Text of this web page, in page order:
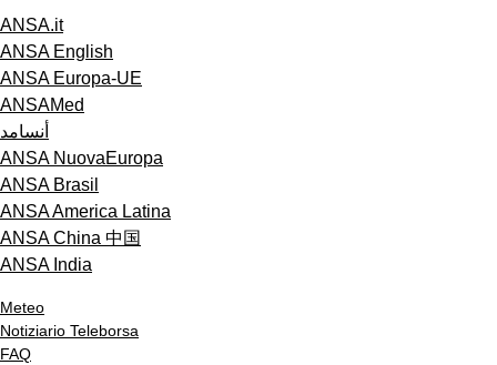
ANSA.it
ANSA English
ANSA Europa-UE
ANSAMed
أنسامد
ANSA NuovaEuropa
ANSA Brasil
ANSA America Latina
ANSA China 中国
ANSA India
Meteo
Notiziario Teleborsa
FAQ